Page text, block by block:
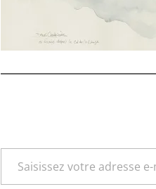
Saisissez votre adresse e-mail…